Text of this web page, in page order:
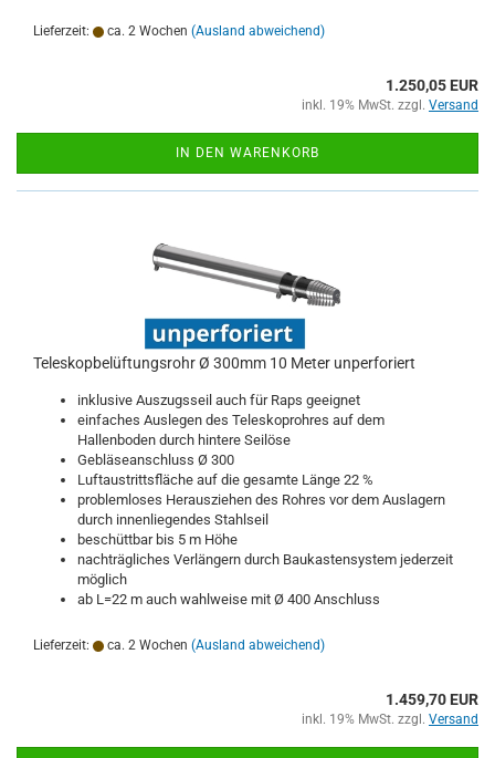
Lieferzeit: ca. 2 Wochen (Ausland abweichend)
1.250,05 EUR
inkl. 19% MwSt. zzgl. Versand
IN DEN WARENKORB
Teleskopbelüftungsrohr Ø 300mm 10 Meter unperforiert
inklusive Auszugsseil auch für Raps geeignet
einfaches Auslegen des Teleskoprohres auf dem
Hallenboden durch hintere Seilöse
Gebläseanschluss Ø 300
Luftaustrittsfläche auf die gesamte Länge 22 %
problemloses Herausziehen des Rohres vor dem Auslagern
durch innenliegendes Stahlseil
beschüttbar bis 5 m Höhe
nachträgliches Verlängern durch Baukastensystem jederzeit
möglich
ab L=22 m auch wahlweise mit Ø 400 Anschluss
Lieferzeit: ca. 2 Wochen (Ausland abweichend)
1.459,70 EUR
inkl. 19% MwSt. zzgl. Versand